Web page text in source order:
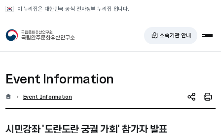
이 누리집은 대한민국 공식 전자정부 누리집 입니다.
국가유산청 국립완주문화유산연구소 소속기관 안내 전
Event Information
홈 현재 위치
Event Information SNS 공유인쇄
시민강좌 '도란도란 궁궐 가회' 참가자 발표